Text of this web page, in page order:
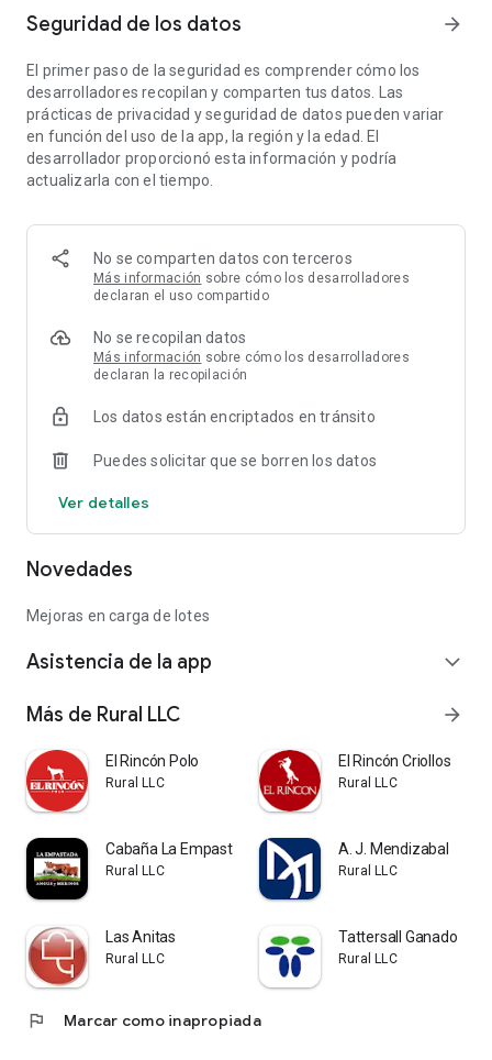
Seguridad de los datos arrow_forward
El primer paso de la seguridad es comprender cómo los
desarrolladores recopilan y comparten tus datos. Las
prácticas de privacidad y seguridad de datos pueden variar
en función del uso de la app, la región y la edad. El
desarrollador proporcionó esta información y podría
actualizarla con el tiempo.
No se comparten datos con terceros
Más información sobre cómo los desarrolladores
declaran el uso compartido
No se recopilan datos
Más información sobre cómo los desarrolladores
declaran la recopilación
Los datos están encriptados en tránsito
Puedes solicitar que se borren los datos
Ver detalles
Novedades
Mejoras en carga de lotes
Asistencia de la app expand_more
Más de Rural LLC arrow_forward
El Rincón Polo
Rural LLC
El Rincón Criollos
Rural LLC
Cabaña La Empastada
Rural LLC
A. J. Mendizabal
Rural LLC
Las Anitas
Rural LLC
Tattersall Ganado
Rural LLC
flag Marcar como inapropiada